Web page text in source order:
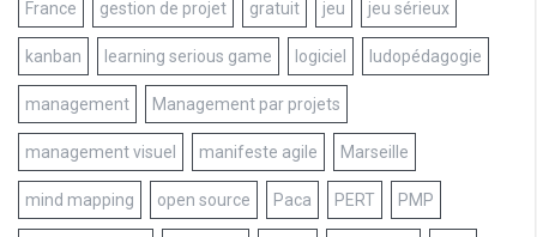
France gestion de projet gratuit jeu jeu sérieux
kanban learning serious game logiciel ludopédagogie
management Management par projets
management visuel manifeste agile Marseille
mind mapping open source Paca PERT PMP